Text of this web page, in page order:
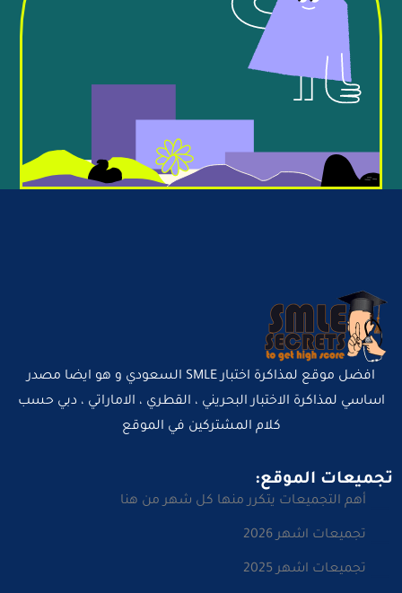
افضل موقع لمذاكرة اختبار SMLE السعودي و هو ايضا مصدر
اساسي لمذاكرة الاختبار البحريني ، القطري ، الاماراتي ، دبي حسب
كلام المشتركين في الموقع
تجميعات الموقع:
أهم التجميعات يتكرر منها كل شهر من هنا
تجميعات اشهر 2026
تجميعات اشهر 2025